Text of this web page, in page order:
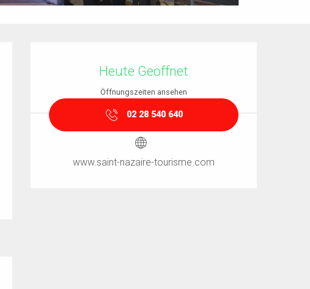
Heute Geöffnet
Öffnungszeiten ansehen
02 28 540 640
www.saint-nazaire-tourisme.com